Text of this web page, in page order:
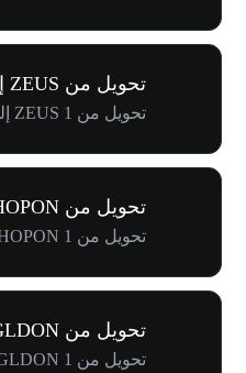
تحويل من ZEUS إلى BRL
تحويل من 1 ZEUS إلى R$0.000000
تحويل من SHOPON إلى PLN
تحويل من 1 SHOPON إلى zł543.26
تحويل من GLDON إلى PLN
تحويل من 1 GLDON إلى zł1.45K